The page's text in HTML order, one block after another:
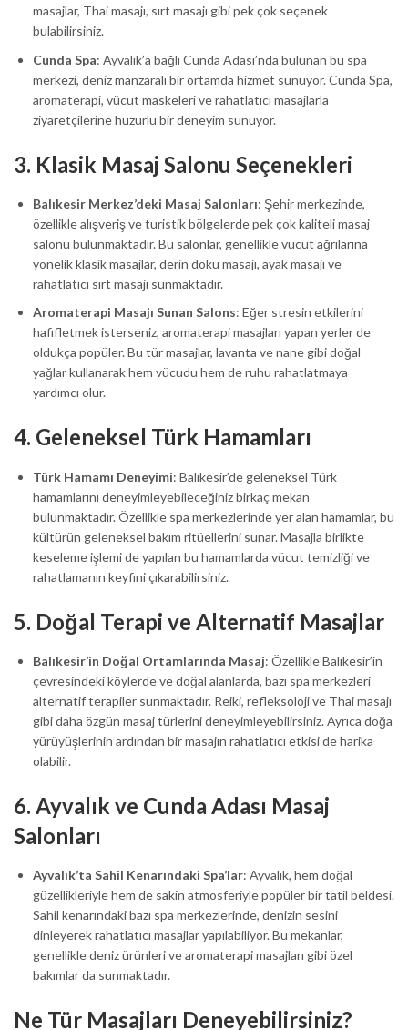
masajlar, Thai masajı, sırt masajı gibi pek çok seçenek
bulabilirsiniz.
Cunda Spa: Ayvalık’a bağlı Cunda Adası’nda bulunan bu spa
merkezi, deniz manzaralı bir ortamda hizmet sunuyor. Cunda Spa,
aromaterapi, vücut maskeleri ve rahatlatıcı masajlarla
ziyaretçilerine huzurlu bir deneyim sunuyor.
3. Klasik Masaj Salonu Seçenekleri
Balıkesir Merkez’deki Masaj Salonları: Şehir merkezinde,
özellikle alışveriş ve turistik bölgelerde pek çok kaliteli masaj
salonu bulunmaktadır. Bu salonlar, genellikle vücut ağrılarına
yönelik klasik masajlar, derin doku masajı, ayak masajı ve
rahatlatıcı sırt masajı sunmaktadır.
Aromaterapi Masajı Sunan Salons: Eğer stresin etkilerini
hafifletmek isterseniz, aromaterapi masajları yapan yerler de
oldukça popüler. Bu tür masajlar, lavanta ve nane gibi doğal
yağlar kullanarak hem vücudu hem de ruhu rahatlatmaya
yardımcı olur.
4. Geleneksel Türk Hamamları
Türk Hamamı Deneyimi: Balıkesir’de geleneksel Türk
hamamlarını deneyimleyebileceğiniz birkaç mekan
bulunmaktadır. Özellikle spa merkezlerinde yer alan hamamlar, bu
kültürün geleneksel bakım ritüellerini sunar. Masajla birlikte
keseleme işlemi de yapılan bu hamamlarda vücut temizliği ve
rahatlamanın keyfini çıkarabilirsiniz.
5. Doğal Terapi ve Alternatif Masajlar
Balıkesir’in Doğal Ortamlarında Masaj: Özellikle Balıkesir’in
çevresindeki köylerde ve doğal alanlarda, bazı spa merkezleri
alternatif terapiler sunmaktadır. Reiki, refleksoloji ve Thai masajı
gibi daha özgün masaj türlerini deneyimleyebilirsiniz. Ayrıca doğa
yürüyüşlerinin ardından bir masajın rahatlatıcı etkisi de harika
olabilir.
6. Ayvalık ve Cunda Adası Masaj
Salonları
Ayvalık’ta Sahil Kenarındaki Spa’lar: Ayvalık, hem doğal
güzellikleriyle hem de sakin atmosferiyle popüler bir tatil beldesi.
Sahil kenarındaki bazı spa merkezlerinde, denizin sesini
dinleyerek rahatlatıcı masajlar yapılabiliyor. Bu mekanlar,
genellikle deniz ürünleri ve aromaterapi masajları gibi özel
bakımlar da sunmaktadır.
Ne Tür Masajları Deneyebilirsiniz?